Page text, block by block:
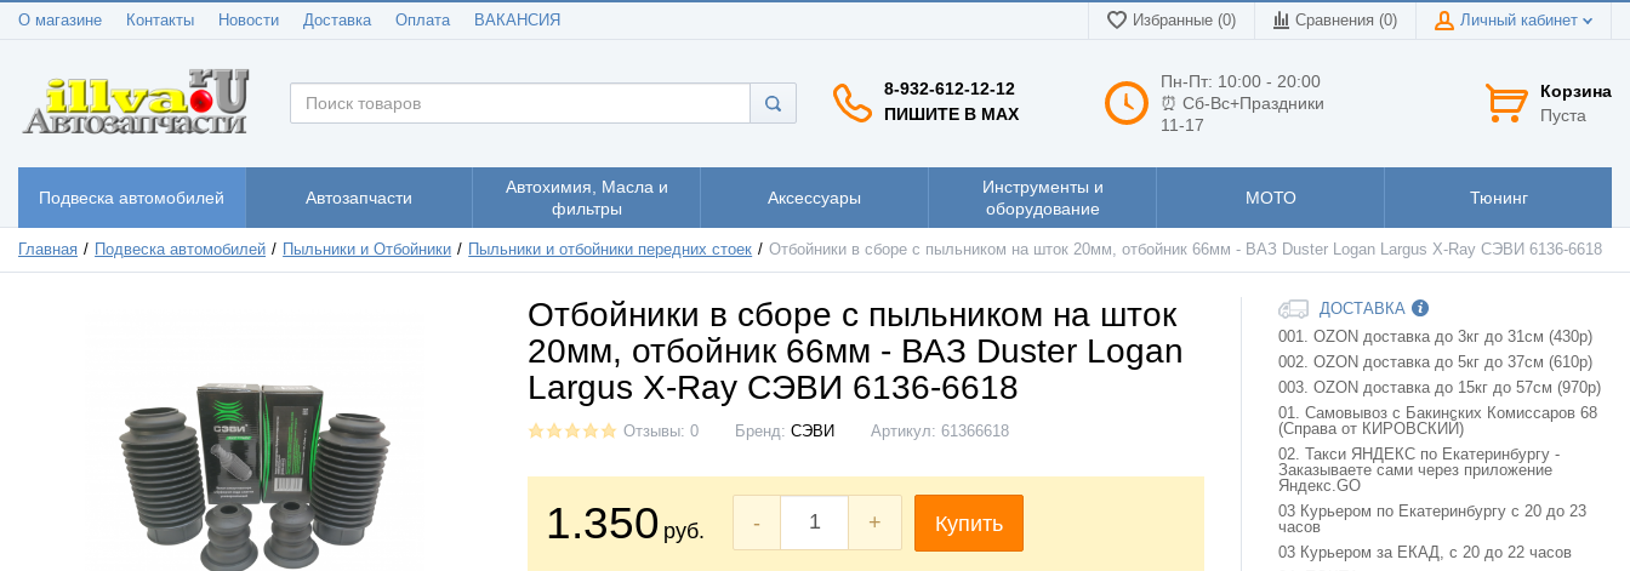
О магазине Контакты Новости Доставка Оплата ВАКАНСИЯ Избранные (0) Сравнения (0) Личный кабинет
8-932-612-12-12
ПИШИТЕ В MAX
Пн-Пт: 10:00 - 20:00
⏰ Сб-Вс+Праздники
11-17
Корзина
Пуста
Подвеска автомобилей Автозапчасти
Автохимия, Масла и
фильтры
Аксессуары
Инструменты и
оборудование
МОТО Тюнинг
Главная Подвеска автомобилей Пыльники и Отбойники Пыльники и отбойники передних стоек Отбойники в сборе с пыльником на шток 20мм, отбойник 66мм - ВАЗ Duster Logan Largus X-Ray СЭВИ 6136-6618
Отбойники в сборе с пыльником на шток
20мм, отбойник 66мм - ВАЗ Duster Logan
Largus X-Ray СЭВИ 6136-6618
Отзывы: 0 Бренд: СЭВИ Артикул: 61366618
1.350 руб. - + Купить
ДОСТАВКА
001. OZON доставка до 3кг до 31см (430р)
002. OZON доставка до 5кг до 37см (610р)
003. OZON доставка до 15кг до 57см (970р)
01. Самовывоз с Бакинских Комиссаров 68
(Справа от КИРОВСКИЙ)
02. Такси ЯНДЕКС по Екатеринбургу -
Заказываете сами через приложение
Яндекс.GO
03 Курьером по Екатеринбургу с 20 до 23
часов
03 Курьером за ЕКАД, с 20 до 22 часов